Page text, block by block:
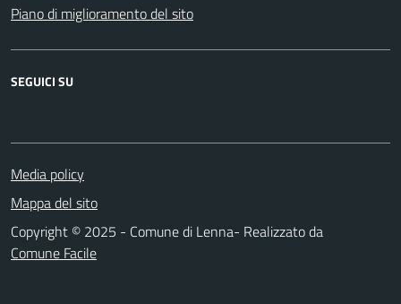
Piano di miglioramento del sito
SEGUICI SU
Media policy
Mappa del sito
Copyright © 2025 - Comune di Lenna- Realizzato da
Comune Facile